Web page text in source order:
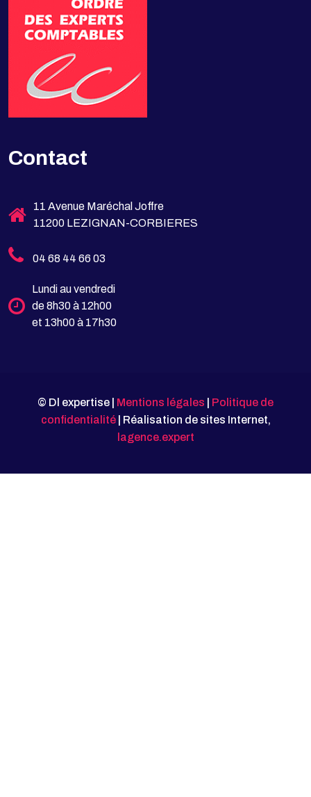
Contact
11 Avenue Maréchal Joffre
11200 LEZIGNAN-CORBIERES
04 68 44 66 03
Lundi au vendredi
de 8h30 à 12h00
et 13h00 à 17h30
© Dl expertise | Mentions légales
Politique de
confidentialité| Réalisation de sites Internet,
lagence.expert